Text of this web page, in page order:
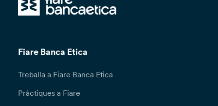
Fiare Banca Etica
Treballa a Fiare Banca Etica
Pràctiques a Fiare